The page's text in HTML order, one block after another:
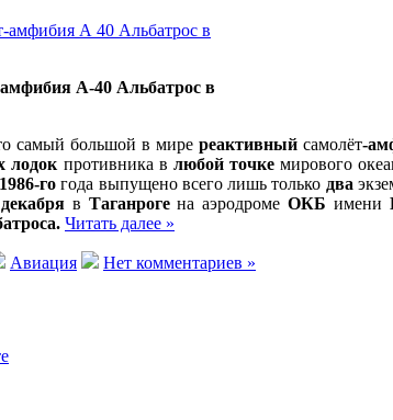
А-40 Альбатрос в
самый большой в миререактивный самолёт-
лодокпротивника в любой точке мирового
1986-го года выпущено всего лишь только два
в Таганрогена аэродромеОКБ имени
Читать далее »
Авиация Нет комментариев »